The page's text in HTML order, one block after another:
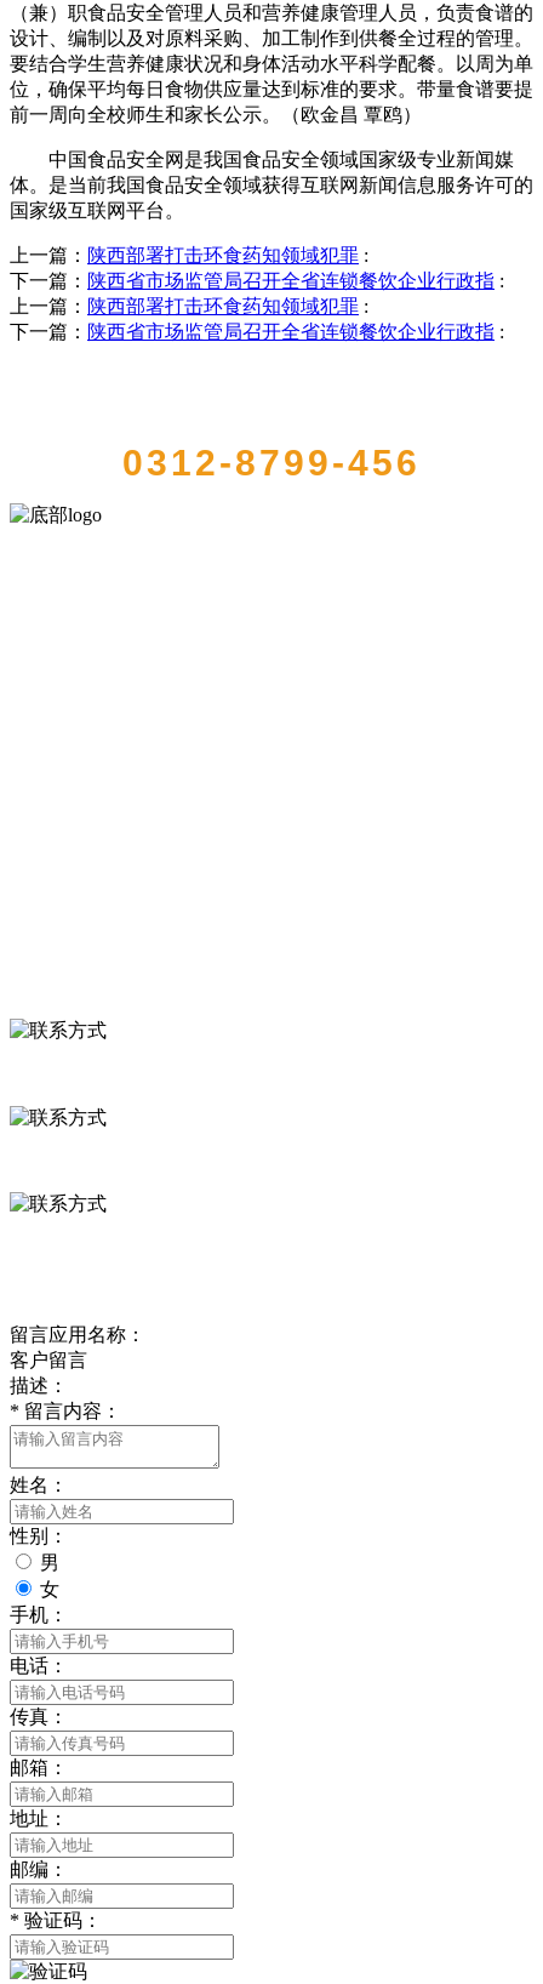
（兼）职食品安全管理人员和营养健康管理人员，负责食谱的
设计、编制以及对原料采购、加工制作到供餐全过程的管理。
要结合学生营养健康状况和身体活动水平科学配餐。以周为单
位，确保平均每日食物供应量达到标准的要求。带量食谱要提
前一周向全校师生和家长公示。（欧金昌 覃鸥）
中国食品安全网是我国食品安全领域国家级专业新闻媒
体。是当前我国食品安全领域获得互联网新闻信息服务许可的
国家级互联网平台。
上一篇： 陕西部署打击环食药知领域犯罪 :
下一篇： 陕西省市场监管局召开全省连锁餐饮企业行政指 :
上一篇： 陕西部署打击环食药知领域犯罪 :
下一篇： 陕西省市场监管局召开全省连锁餐饮企业行政指 :
0312-8799-456
留言应用名称：
客户留言
描述：
* 留言内容：
姓名：
性别：
男
女
手机：
电话：
传真：
邮箱：
地址：
邮编：
* 验证码：